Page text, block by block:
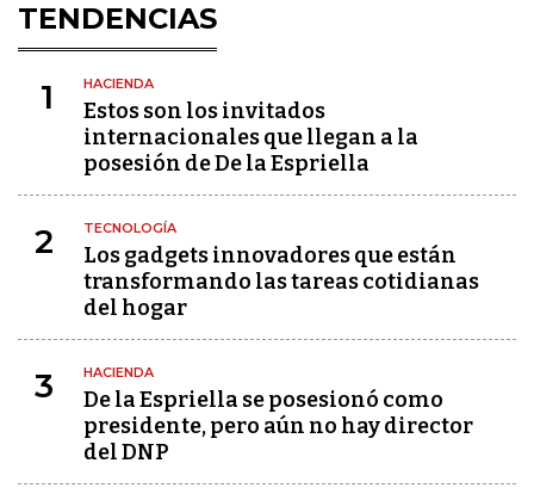
TENDENCIAS
1 HACIENDA
Estos son los invitados
internacionales que llegan a la
posesión de De la Espriella
2 TECNOLOGÍA
Los gadgets innovadores que están
transformando las tareas cotidianas
del hogar
3 HACIENDA
De la Espriella se posesionó como
presidente, pero aún no hay director
del DNP